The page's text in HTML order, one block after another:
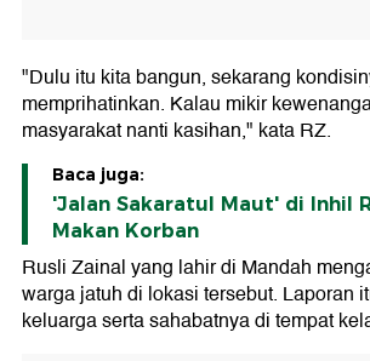
"Dulu itu kita bangun, sekarang
memprihatinkan. Kalau mikir
masyarakat nanti kasihan," kata RZ.
Baca juga:
'Jalan Sakaratul Maut' di Inhil
Makan Korban
Rusli Zainal yang lahir di Mandah
warga jatuh di lokasi tersebut. Laporan
keluarga serta sahabatnya di tempat